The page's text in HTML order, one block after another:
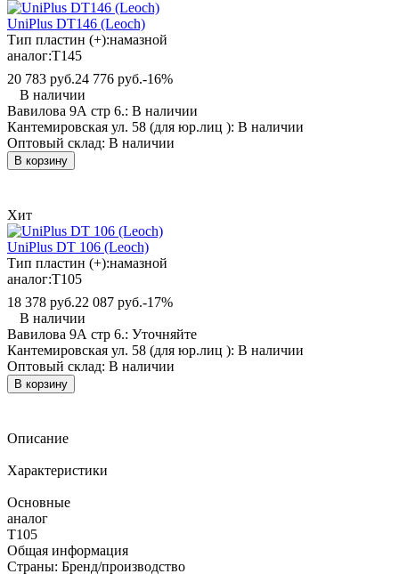
UniPlus DT146 (Leoch)
Тип пластин (+):намазной
аналог:T145
20 783 руб.24 776 руб.-16%
В наличии
Вавилова 9А стр 6.: В наличии
Кантемировская ул. 58 (для юр.лиц ): В наличии
Оптовый склад: В наличии
В корзину
Хит
UniPlus DT 106 (Leoch)
Тип пластин (+):намазной
аналог:T105
18 378 руб.22 087 руб.-17%
В наличии
Вавилова 9А стр 6.: Уточняйте
Кантемировская ул. 58 (для юр.лиц ): В наличии
Оптовый склад: В наличии
В корзину
Описание
Характеристики
Основные
аналог
T105
Общая информация
Страны: Бренд/производство